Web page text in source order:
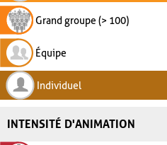
Grand groupe (> 100)
Équipe
Individuel
INTENSITÉ D'ANIMATION